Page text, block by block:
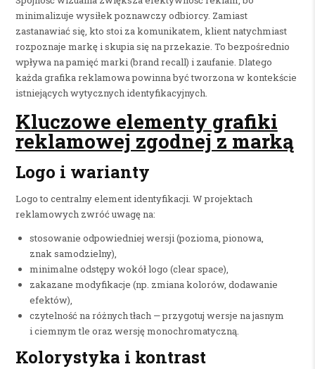
minimalizuje wysiłek poznawczy odbiorcy. Zamiast
zastanawiać się, kto stoi za komunikatem, klient natychmiast
rozpoznaje markę i skupia się na przekazie. To bezpośrednio
wpływa na pamięć marki (brand recall) i zaufanie. Dlatego
każda grafika reklamowa powinna być tworzona w kontekście
istniejących wytycznych identyfikacyjnych.
Kluczowe elementy grafiki
reklamowej zgodnej z marką
Logo i warianty
Logo to centralny element identyfikacji. W projektach
reklamowych zwróć uwagę na:
stosowanie odpowiedniej wersji (pozioma, pionowa,
znak samodzielny),
minimalne odstępy wokół logo (clear space),
zakazane modyfikacje (np. zmiana kolorów, dodawanie
efektów),
czytelność na różnych tłach — przygotuj wersje na jasnym
i ciemnym tle oraz wersję monochromatyczną.
Kolorystyka i kontrast